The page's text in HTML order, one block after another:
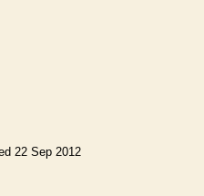
22 Sep 2012